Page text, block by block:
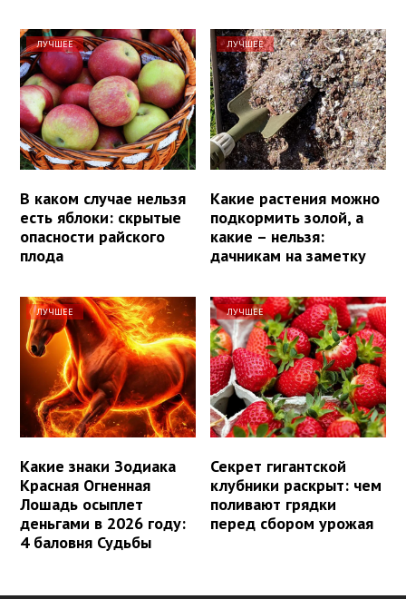
ЛУЧШЕЕ
В каком случае нельзя
есть яблоки: скрытые
опасности райского
плода
ЛУЧШЕЕ
Какие растения можно
подкормить золой, а
какие – нельзя:
дачникам на заметку
ЛУЧШЕЕ
Какие знаки Зодиака
Красная Огненная
Лошадь осыплет
деньгами в 2026 году:
4 баловня Судьбы
ЛУЧШЕЕ
Секрет гигантской
клубники раскрыт: чем
поливают грядки
перед сбором урожая